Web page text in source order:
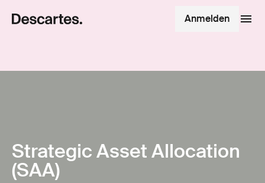
Anmelden
Strategic Asset Allocation
(SAA)